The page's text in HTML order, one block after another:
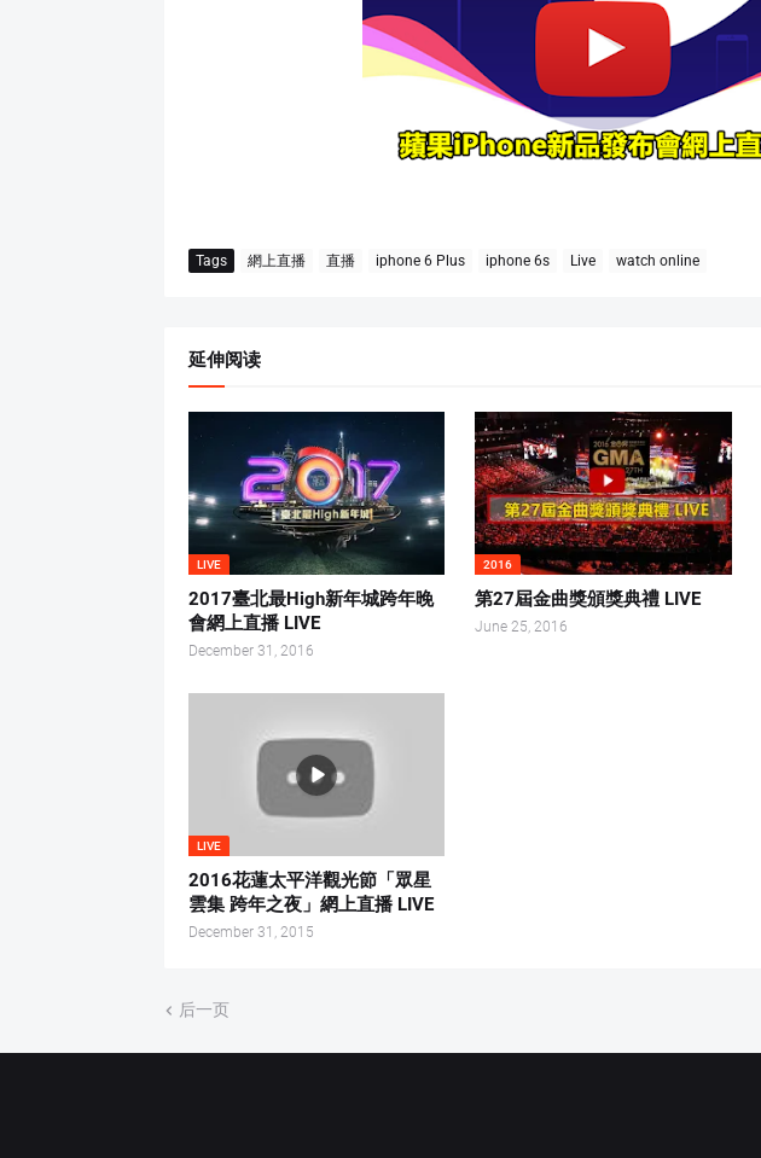
Tags 網上直播 直播 iphone 6 Plus iphone 6s Live watch online
延伸阅读
LIVE
2017臺北最High新年城跨年晚
會網上直播 LIVE
December 31, 2016
2016
第27屆金曲獎頒獎典禮 LIVE
June 25, 2016
LIVE
2016花蓮太平洋觀光節「眾星
雲集 跨年之夜」網上直播 LIVE
December 31, 2015
后一页